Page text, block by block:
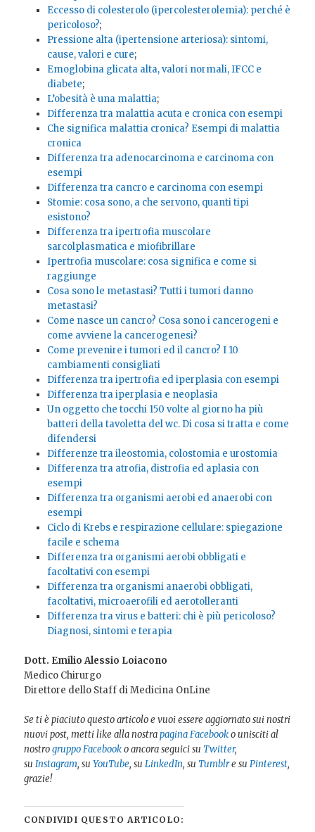
Eccesso di colesterolo (ipercolesterolemia): perché è
pericoloso?;
Pressione alta (ipertensione arteriosa): sintomi,
cause, valori e cure;
Emoglobina glicata alta, valori normali, IFCC e
diabete;
L’obesità è una malattia;
Differenza tra malattia acuta e cronica con esempi
Che significa malattia cronica? Esempi di malattia
cronica
Differenza tra adenocarcinoma e carcinoma con
esempi
Differenza tra cancro e carcinoma con esempi
Stomie: cosa sono, a che servono, quanti tipi
esistono?
Differenza tra ipertrofia muscolare
sarcolplasmatica e miofibrillare
Ipertrofia muscolare: cosa significa e come si
raggiunge
Cosa sono le metastasi? Tutti i tumori danno
metastasi?
Come nasce un cancro? Cosa sono i cancerogeni e
come avviene la cancerogenesi?
Come prevenire i tumori ed il cancro? I 10
cambiamenti consigliati
Differenza tra ipertrofia ed iperplasia con esempi
Differenza tra iperplasia e neoplasia
Un oggetto che tocchi 150 volte al giorno ha più
batteri della tavoletta del wc. Di cosa si tratta e come
difendersi
Differenze tra ileostomia, colostomia e urostomia
Differenza tra atrofia, distrofia ed aplasia con
esempi
Differenza tra organismi aerobi ed anaerobi con
esempi
Ciclo di Krebs e respirazione cellulare: spiegazione
facile e schema
Differenza tra organismi aerobi obbligati e
facoltativi con esempi
Differenza tra organismi anaerobi obbligati,
facoltativi, microaerofili ed aerotolleranti
Differenza tra virus e batteri: chi è più pericoloso?
Diagnosi, sintomi e terapia
Dott. Emilio Alessio Loiacono
Medico Chirurgo
Direttore dello Staff di Medicina OnLine
Se ti è piaciuto questo articolo e vuoi essere aggiornato sui nostri
nuovi post, metti like alla nostrapagina Facebooko unisciti al
nostrogruppo Facebooko ancora seguici suTwitter,
suInstagram, suYouTube, suLinkedIn, suTumblre suPinterest,
grazie!
CONDIVIDI QUESTO ARTICOLO: